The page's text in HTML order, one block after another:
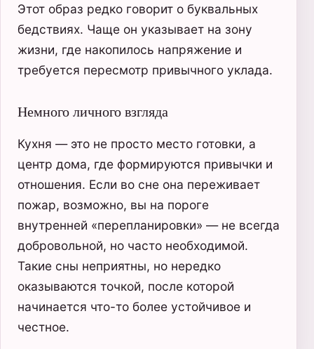
Этот образ редко говорит о буквальных
бедствиях. Чаще он указывает на зону
жизни, где накопилось напряжение и
требуется пересмотр привычного уклада.
Немного личного взгляда
Кухня — это не просто место готовки, а
центр дома, где формируются привычки и
отношения. Если во сне она переживает
пожар, возможно, вы на пороге
внутренней «перепланировки» — не всегда
добровольной, но часто необходимой.
Такие сны неприятны, но нередко
оказываются точкой, после которой
начинается что-то более устойчивое и
честное.